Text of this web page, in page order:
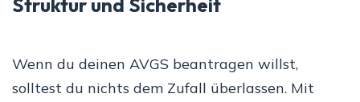
Struktur und Sicherheit
Wenn du deinen AVGS beantragen willst,
solltest du nichts dem Zufall überlassen. Mit